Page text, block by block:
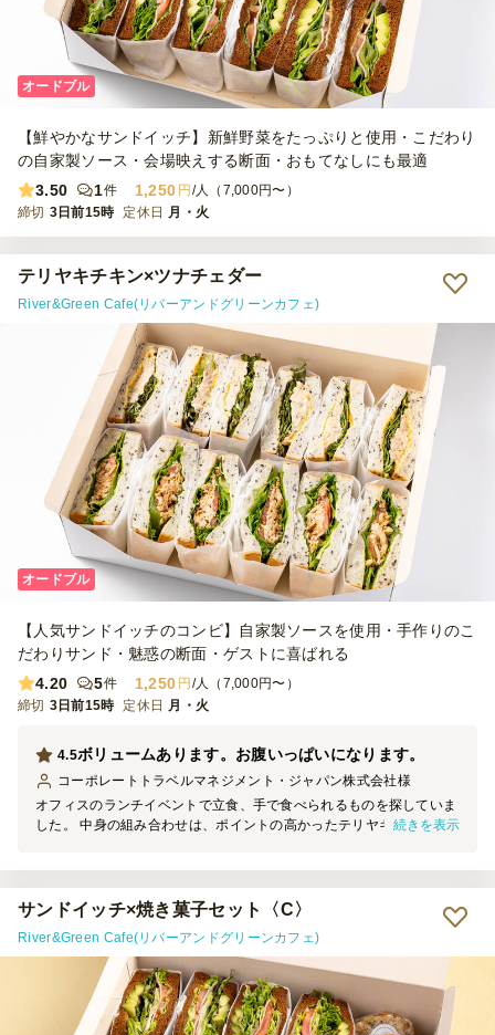
オードブル
【鮮やかなサンドイッチ】新鮮野菜をたっぷりと使用・こだわり
の自家製ソース・会場映えする断面・おもてなしにも最適
3.50
1件 1,250 円 /人（7,000円〜）
締切 3日前15時 定休日 月・火
テリヤキチキン×ツナチェダー
River&Green Cafe(リバーアンドグリーンカフェ)
オードブル
【人気サンドイッチのコンビ】自家製ソースを使用・手作りのこ
だわりサンド・魅惑の断面・ゲストに喜ばれる
4.20
5件 1,250 円 /人（7,000円〜）
締切 3日前15時 定休日 月・火
ボリュームあります。お腹いっぱいになります。
4.5
コーポレートトラベルマネジメント・ジャパン株式会社様
オフィスのランチイベントで立食、手で食べられるものを探していま
した。 中身の組み合わせは、ポイントの高かったテリヤキチキン×ツ
ボリュームはどうかな？と思っていたのですが、男性スタッフの胃袋
も満たしてくれました。 デリバリーは丁寧で清潔感のあるスタッフ
が丁重に配送いただき、 35度超の猛暑日で気になっていましたが、
保冷剤を上に敷き詰めていただいていたので安心でした。 ペーパー
とラップで包まれて食べやすかったですよ。
続きを表示
サンドイッチ×焼き菓子セット〈C〉
River&Green Cafe(リバーアンドグリーンカフェ)